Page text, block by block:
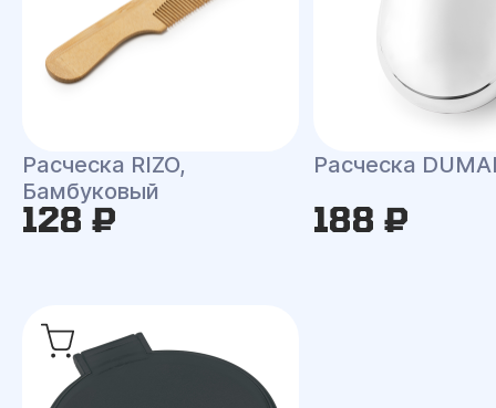
Расческа RIZO,
Бамбуковый
128 ₽
Расческа
188 ₽